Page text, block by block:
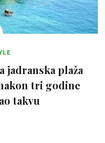
jadranska plaža
tri godine
takvu